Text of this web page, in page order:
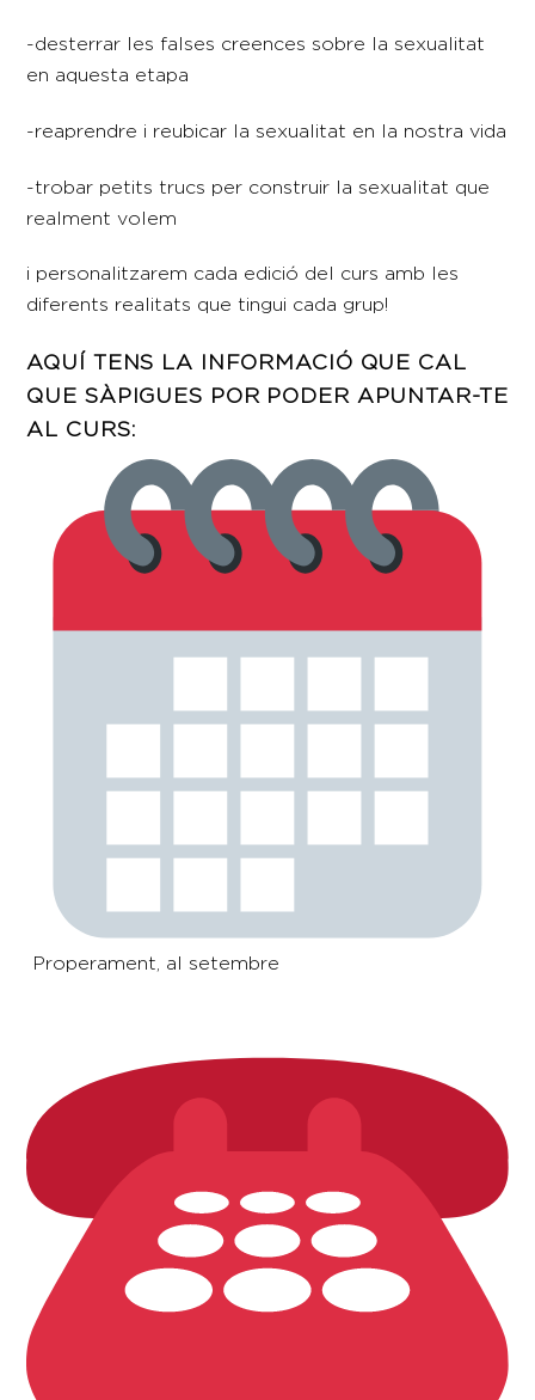
-desterrar les falses creences sobre la sexualitat
en aquesta etapa
-reaprendre i reubicar la sexualitat en la nostra vida
-trobar petits trucs per construir la sexualitat que
realment volem
i personalitzarem cada edició del curs amb les
diferents realitats que tingui cada grup!
AQUÍ TENS LA INFORMACIÓ QUE CAL
QUE SÀPIGUES POR PODER APUNTAR-TE
AL CURS:
Properament, al setembre